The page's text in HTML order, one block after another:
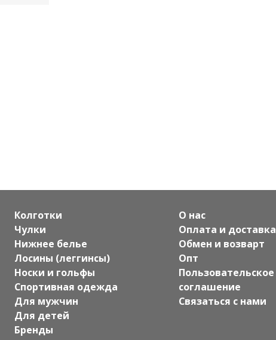
Колготки
Чулки
Нижнее белье
Лосины (леггинсы)
Носки и гольфы
Спортивная одежда
Для мужчин
Для детей
Бренды
О нас
Оплата и доставка
Обмен и возварт
Опт
Пользовательское
соглашение
Связаться с нами